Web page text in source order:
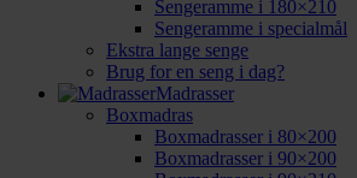
Sengeramme i 180×210
Sengeramme i specialmål
Ekstra lange senge
Brug for en seng i dag?
Madrasser
Boxmadras
Boxmadrasser i 80×200
Boxmadrasser i 90×200